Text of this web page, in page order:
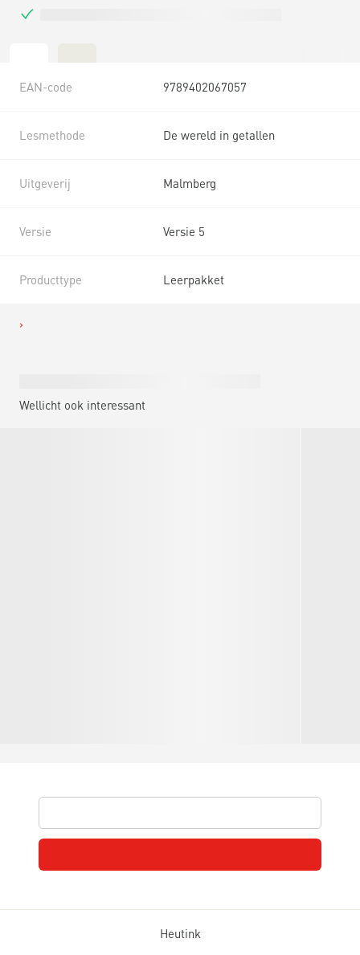
EAN-code 9789402067057
Lesmethode De wereld in getallen
Uitgeverij Malmberg
Versie Versie 5
Producttype Leerpakket
Wellicht ook interessant
Heutink